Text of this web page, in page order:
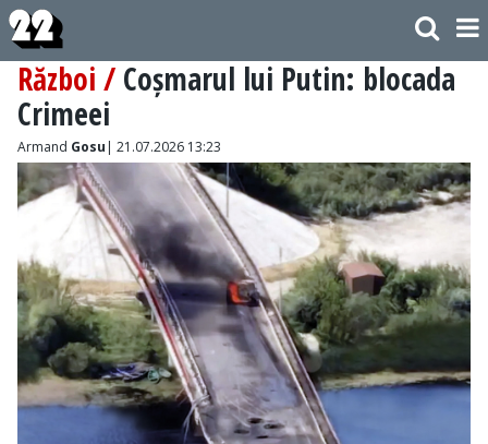
Război / Coșmarul lui Putin: blocada
Crimeei
Armand Gosu | 21.07.2026 13:23